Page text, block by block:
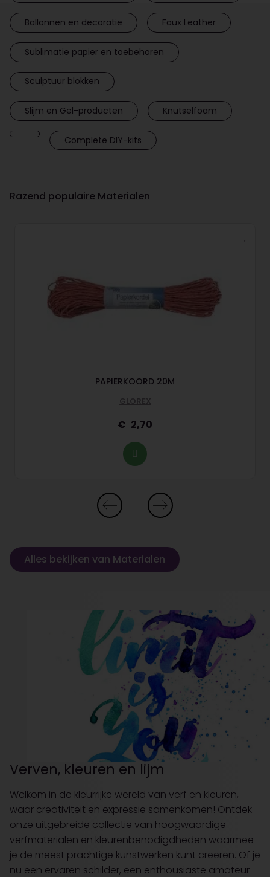
Ballonnen en decoratie Faux Leather
Sublimatie papier en toebehoren
Sculptuur blokken
Slijm en Gel-producten Knutselfoam
Complete DIY-kits
Razend populaire Materialen
PAPIERKOORD 20M
GLOREX
2,70
Alles bekijken van Materialen
Verven, kleuren en lijm
Welkom in de kleurrijke wereld van verf en kleuren,
waar creativiteit en expressie samenkomen! Ontdek
onze uitgebreide collectie van hoogwaardige
verfmaterialen en kleurenbenodigdheden waarmee
je de meest prachtige kunstwerken kunt creëren. Of je
nu een ervaren schilder, een enthousiaste amateur